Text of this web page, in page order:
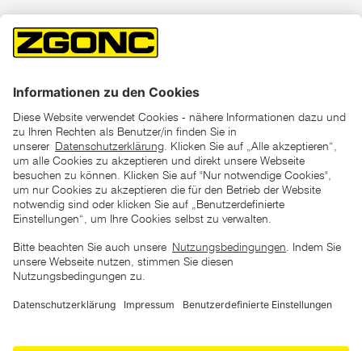
*der "statt"-Preis ist der niedrigste von uns in den letzten 30
Tagen vor Beginn dieser Aktion verlangte Preis
unter den UVP Preisen auf dieser Website sind die
zu verstehen
Copyright © 2026 ZGONC. Alle Rechte vorbehalten.